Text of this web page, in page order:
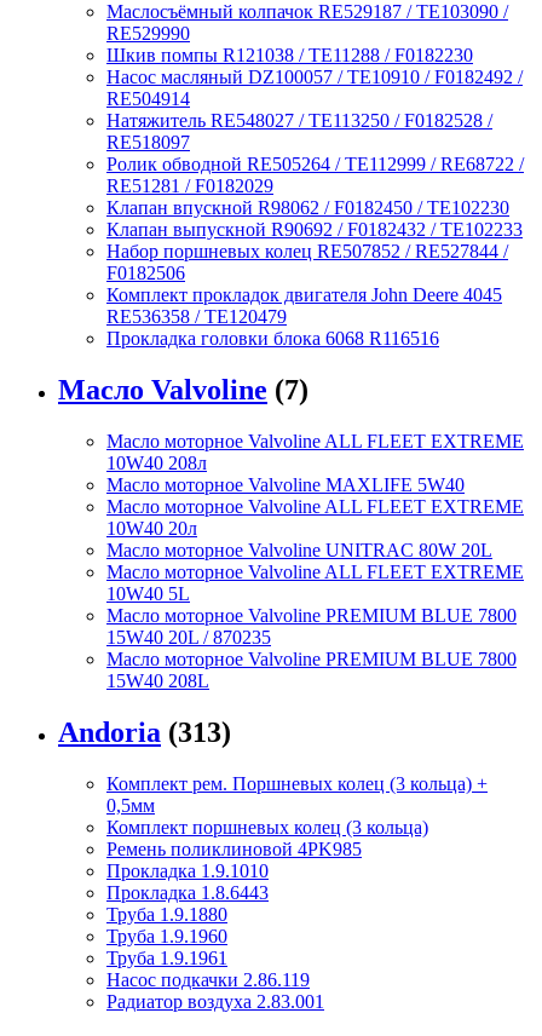
Маслосъёмный колпачок RE529187 / TE103090 /
RE529990
Шкив помпы R121038 / TE11288 / F0182230
Насос масляный DZ100057 / TE10910 / F0182492 /
RE504914
Натяжитель RE548027 / TE113250 / F0182528 /
RE518097
Ролик обводной RE505264 / TE112999 / RE68722 /
RE51281 / F0182029
Клапан впускной R98062 / F0182450 / TE102230
Клапан выпускной R90692 / F0182432 / TE102233
Набор поршневых колец RE507852 / RE527844 /
F0182506
Комплект прокладок двигателя John Deere 4045
RE536358 / TE120479
Прокладка головки блока 6068 R116516
Масло Valvoline (7)
Масло моторное Valvoline ALL FLEET EXTREME
10W40 208л
Масло моторное Valvoline MAXLIFE 5W40
Масло моторное Valvoline ALL FLEET EXTREME
10W40 20л
Масло моторное Valvoline UNITRAC 80W 20L
Масло моторное Valvoline ALL FLEET EXTREME
10W40 5L
Масло моторное Valvoline PREMIUM BLUE 7800
15W40 20L / 870235
Масло моторное Valvoline PREMIUM BLUE 7800
15W40 208L
Andoria (313)
Комплект рем. Поршневых колец (3 кольца) +
0,5мм
Комплект поршневых колец (3 кольца)
Ремень поликлиновой 4PK985
Прокладка 1.9.1010
Прокладка 1.8.6443
Труба 1.9.1880
Труба 1.9.1960
Труба 1.9.1961
Насос подкачки 2.86.119
Радиатор воздуха 2.83.001